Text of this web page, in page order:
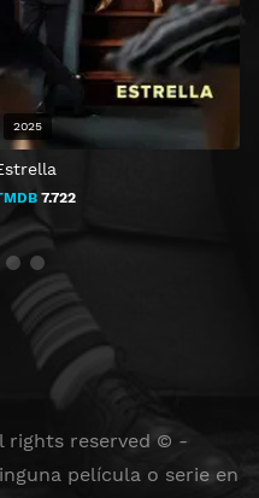
7.722
2025
rights reserved © -
película o serie en